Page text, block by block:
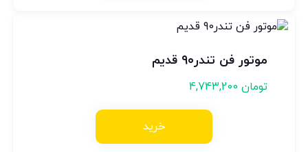
موتور فن تندر۹۰ قدیم
تومان4,743,200
خرید